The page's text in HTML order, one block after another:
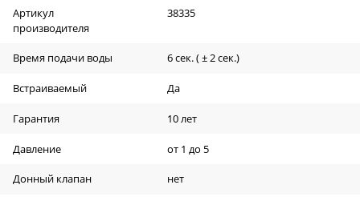
Артикул
производителя
38335
Время подачи воды 6 сек. ( ± 2 сек.)
Встраиваемый Да
Гарантия 10 лет
Давление от 1 до 5
Донный клапан нет